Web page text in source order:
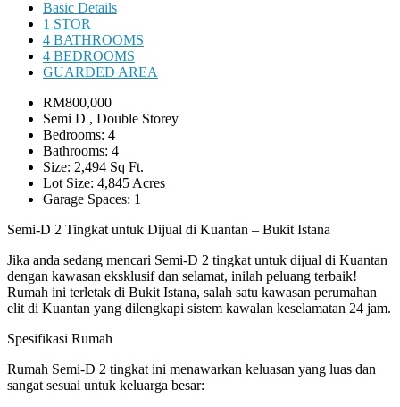
Basic Details
1 STOR
4 BATHROOMS
4 BEDROOMS
GUARDED AREA
RM800,000
Semi D , Double Storey
Bedrooms: 4
Bathrooms: 4
Size: 2,494 Sq Ft.
Lot Size: 4,845 Acres
Garage Spaces: 1
Semi-D 2 Tingkat untuk Dijual di Kuantan – Bukit Istana
Jika anda sedang mencari Semi-D 2 tingkat untuk dijual di Kuantan
dengan kawasan eksklusif dan selamat, inilah peluang terbaik!
Rumah ini terletak di Bukit Istana, salah satu kawasan perumahan
elit di Kuantan yang dilengkapi sistem kawalan keselamatan 24 jam.
Spesifikasi Rumah
Rumah Semi-D 2 tingkat ini menawarkan keluasan yang luas dan
sangat sesuai untuk keluarga besar: